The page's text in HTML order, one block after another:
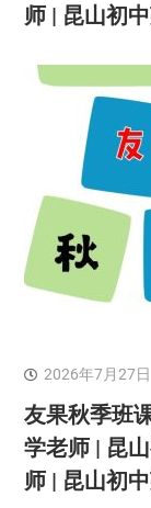
师 | 昆山初
2026年7月27日
友果秋季班
学老师 | 昆
师 | 昆山初